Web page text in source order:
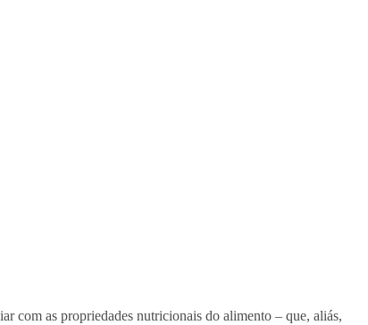
com as propriedades nutricionais do alimento – que, aliás,